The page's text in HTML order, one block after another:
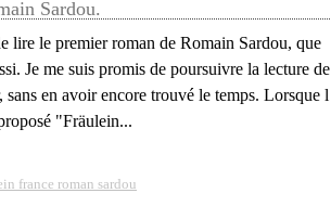
Sardou.
lire le premier roman de Romain Sardou, que
Je me suis promis de poursuivre la lecture de
sans en avoir encore trouvé le temps. Lorsque l
"Fräulein...
france roman sardou